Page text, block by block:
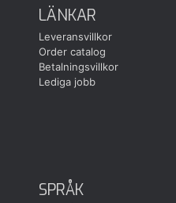
LÄNKAR
Leveransvillkor
Order catalog
Betalningsvillkor
Lediga jobb
SPRÅK